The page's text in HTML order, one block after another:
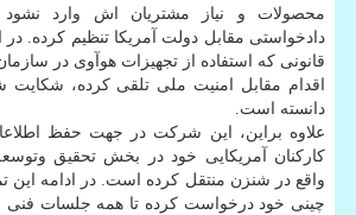
محصولات و نیاز مشتریان اش وارد
دادخواستی مقابل دولت آمریكا تنظیم كرده.
قانونی كه استفاده از تجهیزات هوآوی در
اقدام مقابل امنیت ملی تلقی كرده، شكایت
دانسته است.
علاوه براین، این شركت در جهت حفظ
كاركنان آمریكایی خود در بخش تحقیق
واقع در شنزن منتقل كرده است. در ادامه این
چینی خود درخواست كرده تا همه جلسات فنی با